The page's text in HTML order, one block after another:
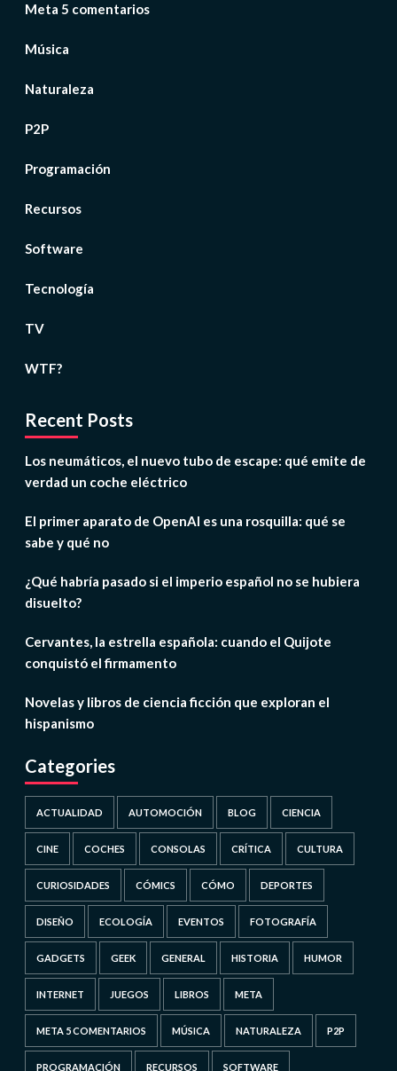
Meta 5 comentarios
Música
Naturaleza
P2P
Programación
Recursos
Software
Tecnología
TV
WTF?
Recent Posts
Los neumáticos, el nuevo tubo de escape: qué emite de
verdad un coche eléctrico
El primer aparato de OpenAI es una rosquilla: qué se
sabe y qué no
¿Qué habría pasado si el imperio español no se hubiera
disuelto?
Cervantes, la estrella española: cuando el Quijote
conquistó el firmamento
Novelas y libros de ciencia ficción que exploran el
hispanismo
Categories
ACTUALIDAD AUTOMOCIÓN BLOG CIENCIA
CINE COCHES CONSOLAS CRÍTICA CULTURA
CURIOSIDADES CÓMICS CÓMO DEPORTES
DISEÑO ECOLOGÍA EVENTOS FOTOGRAFÍA
GADGETS GEEK GENERAL HISTORIA HUMOR
INTERNET JUEGOS LIBROS META
META 5 COMENTARIOS MÚSICA NATURALEZA P2P
PROGRAMACIÓN RECURSOS SOFTWARE